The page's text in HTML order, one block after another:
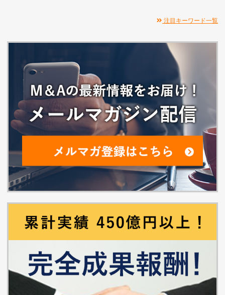
注目キーワード一覧